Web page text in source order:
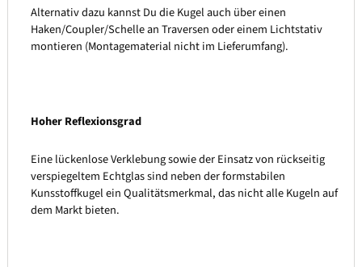
Alternativ dazu kannst Du die Kugel auch über einen
Haken/Coupler/Schelle an Traversen oder einem Lichtstativ
montieren (Montagematerial nicht im Lieferumfang).
Hoher Reflexionsgrad
Eine lückenlose Verklebung sowie der Einsatz von rückseitig
verspiegeltem Echtglas sind neben der formstabilen
Kunsstoffkugel ein Qualitätsmerkmal, das nicht alle Kugeln auf
dem Markt bieten.